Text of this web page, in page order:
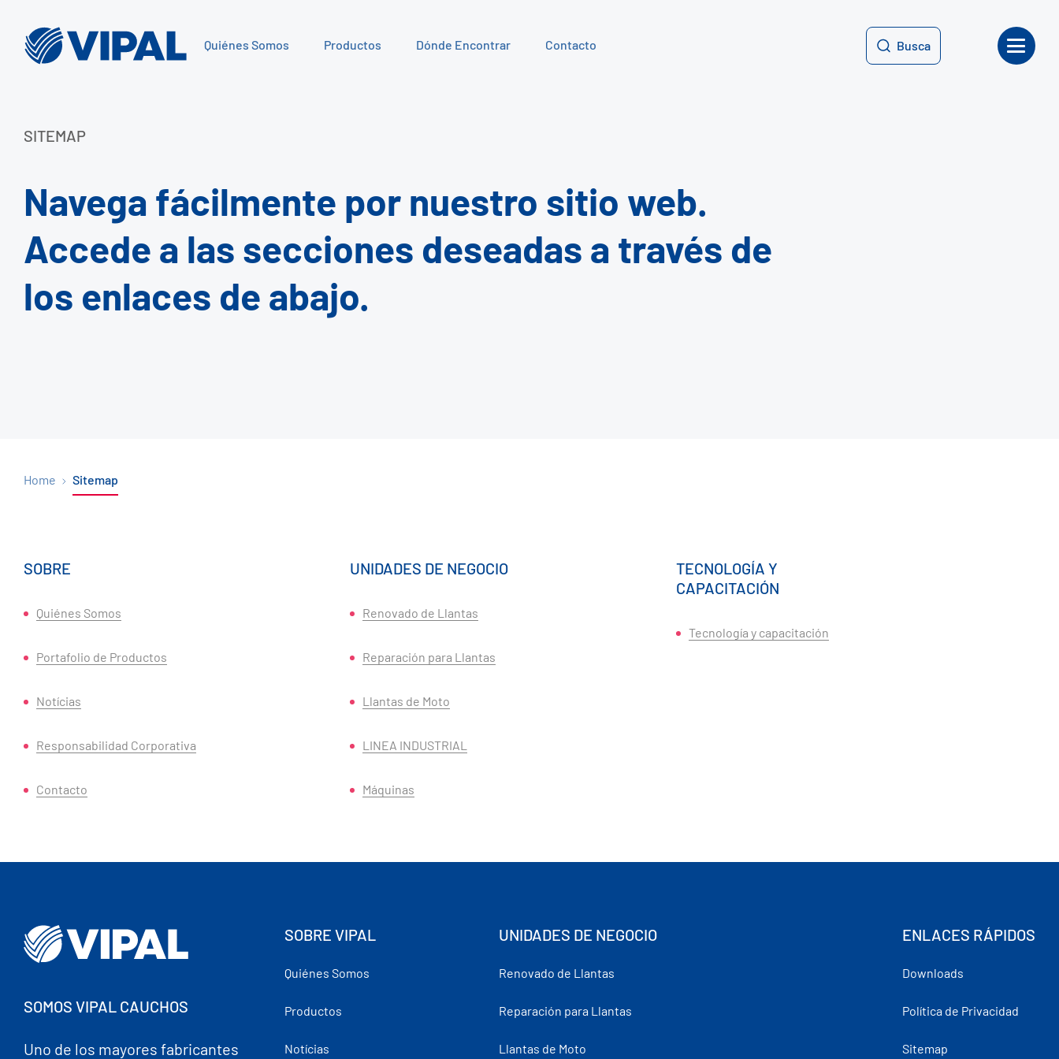
Quiénes Somos Productos Dónde Encontrar Contacto Busca
SITEMAP
Navega fácilmente por nuestro sitio web.
Accede a las secciones deseadas a través de
los enlaces de abajo.
Home Sitemap
SOBRE
Quiénes Somos
Portafolio de Productos
Notícias
Responsabilidad Corporativa
Contacto
UNIDADES DE NEGOCIO
Renovado de Llantas
Reparación para Llantas
Llantas de Moto
LINEA INDUSTRIAL
Máquinas
TECNOLOGÍA Y
CAPACITACIÓN
Tecnología y capacitación
SOMOS VIPAL CAUCHOS
Uno de los mayores fabricantes
SOBRE VIPAL
Quiénes Somos
Productos
Notícias
UNIDADES DE NEGOCIO
Renovado de Llantas
Reparación para Llantas
Llantas de Moto
ENLACES RÁPIDOS
Downloads
Política de Privacidad
Sitemap